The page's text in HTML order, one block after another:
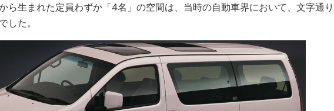
ら生まれた定員わずか「4名」の空間は、当時の自動車界において、文字通り
した。